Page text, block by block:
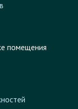
помещения